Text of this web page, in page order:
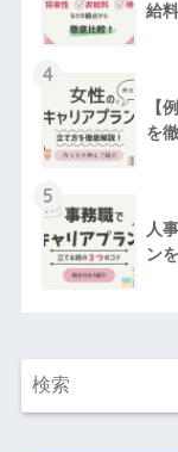
給
4
【
を
5
人
ン